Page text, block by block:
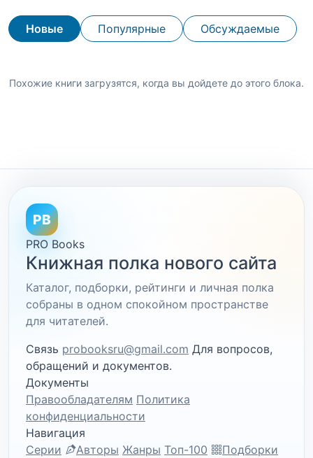
Новые Популярные Обсуждаемые
Похожие книги загрузятся, когда вы дойдете до этого блока.
PB
PRO Books
Книжная полка нового сайта
Каталог, подборки, рейтинги и личная полка
собраны в одном спокойном пространстве
для читателей.
Связь probooksru@gmail.com Для вопросов,
обращений и документов.
Документы
Правообладателям Политика
конфиденциальности
Навигация
Серии
Авторы Жанры Топ-100 Подборки